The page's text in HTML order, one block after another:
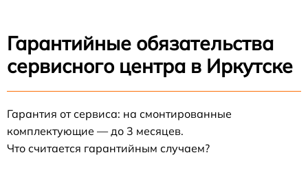
Гарантийные обязательства
сервисного центра в Иркутске
Гарантия от сервиса: на смонтированные
комплектующие — до 3 месяцев.
Что считается гарантийным случаем?